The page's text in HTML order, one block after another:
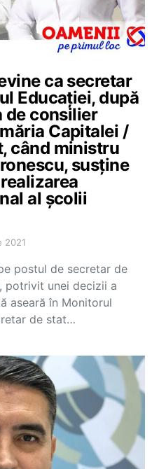
ca secretar
Educației, după
de consilier
Capitalei /
când ministru
susține
al şcolii
2021
postul de secretar de
potrivit unei decizii a
aseară în Monitorul
de stat…